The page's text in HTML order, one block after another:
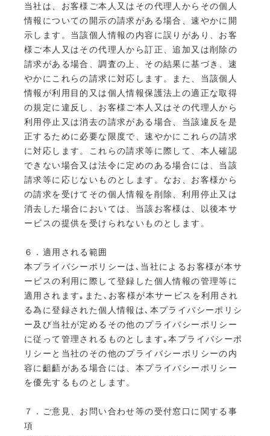
当社は、お客様ご本人又はその代理人からその個人
情報についての開示の請求がある場合、速やかに開
示します。当該個人情報の内容に誤りがあり、お客
様ご本人又はその代理人から訂正、追加又は削除の
請求がある場合、調査の上、その結果に基づき、速
やかにこれらの請求に対応します。また、当該個人
情報が利用目的又は個人情報保護法上の適正な取得
の規定に違反し、お客様ご本人又はその代理人から
利用停止又は消去の請求がある場合、当該違反を是
正するために必要な限度で、速やかにこれらの請求
に対応します。これらの請求等に際して、本人確認
できない場合又は法令に定めのある場合には、当該
請求等に応じないものとします。なお、お客様から
の請求を受けてその個人情報を削除、利用停止又は
消去した場合においては、当該お客様は、以後本サ
ービスの提供を受けられないものとします。
６．適用される範囲
本プライバシーポリシーは､当社によるお客様が本サ
ービスの利用に際して登録した個人情報の管理等に
適用されます｡また､お客様が本サービスを利用され
る為に登録された個人情報は､本プライバシーポリシ
ー及び当社が定めるその他のプライバシーポリシー
に従って管理されるものとします｡本プライバシーポ
リシーと当社のその他のプライバシーポリシーの内
容に齟齬がある場合には、本プライバシーポリシー
を優先するものとします。
７．ご意見、お問い合わせ等の受付窓口に関する事
項